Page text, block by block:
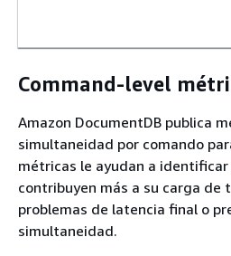
Command-level
Amazon DocumentDB publica
simultaneidad por comando
métricas le ayudan a identificar
contribuyen más a su carga de
problemas de latencia final o
simultaneidad.